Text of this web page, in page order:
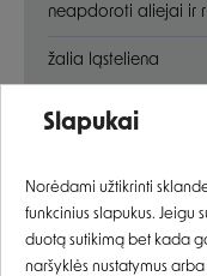
neapdoroti aliejai ir
žalia ląsteliena
žali pelenai
fosforas
Omega-6 riebalų
Slapukai
Norėdami užtikrinti
funkcinius slapukus. Jeigu
duotą sutikimą bet kada
naršyklės nustatymus